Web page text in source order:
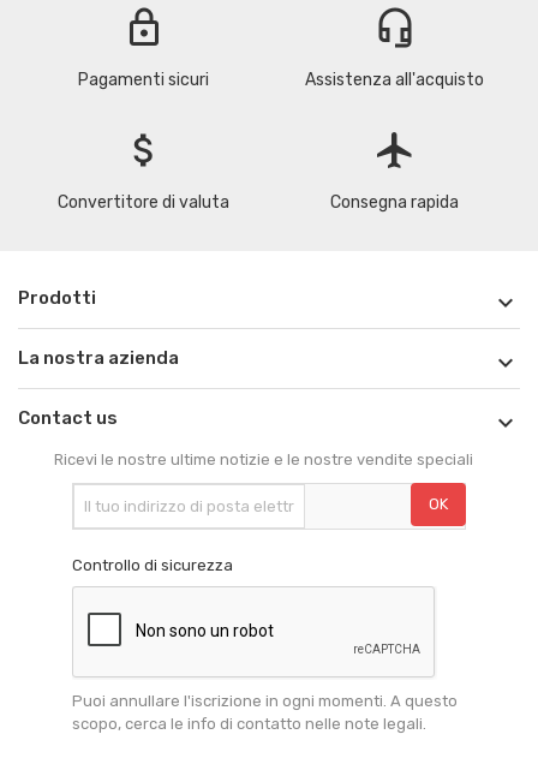
lock
Pagamenti sicuri
headset_mic
Assistenza all'acquisto
attach_money
Convertitore di valuta
flight
Consegna rapida
Prodotti 
La nostra azienda 
Contact us 
Ricevi le nostre ultime notizie e le nostre vendite speciali
Controllo di sicurezza
Puoi annullare l'iscrizione in ogni momenti. A questo
scopo, cerca le info di contatto nelle note legali.